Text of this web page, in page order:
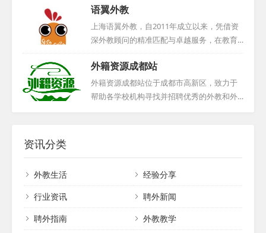
求职者呈现众多权威工作机会的同时 ， 还提
供TEFL证书培训服务 。 该公司运营模式类似
猎头公司 ， 旨在确保外教符合学校各项要求
西...
理念，精心打造从国际人才筛选、面试，到
签证办理、入境指导等全链条定制化服务。
我们倾听企业招聘全球人才的诉求，也尊重
外籍候选人的求职意愿，力求提供最优质、
最贴心的全方位服务。通过广州众汇人才服
务有限公司，企业和求职者都能找到满意的
合作伙伴，实现共赢。...
语翼外教
上海语翼外教，自2011年成立以来，凭借资
深外教顾问的精准匹配与卓越服务，在教育
培训领域树立了良好口碑。作为上海语轶商
务咨询有限公司的核心板块，我们专注于为
各类教学机构、企事业单位及个人提供一对
一英语外教服务。我们严格筛选每一位外教
持有相关教师资格证，并拥有至少两年教学
经验。在服务期间，无论何种原因解约，我
们都将提供无限次免...
外籍资源成都站
外籍资源成都站位于成都市高新区，致力于
帮助各学校机构寻找并招聘优秀的外教和外
同时，他们也为国内单位提供协助，帮助它
们前往美国校园进行校园招聘，进一步拓宽
了人才选拔的渠道。该工作室始终致力于提
供最优质的服务，为各学校机构实现国际化
资讯分类
外教生活
经验分享
行业资讯
聘外新闻
聘外指南
外教教学